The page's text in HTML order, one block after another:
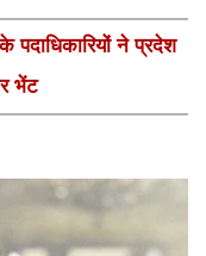
ने प्रदेश
भेंट